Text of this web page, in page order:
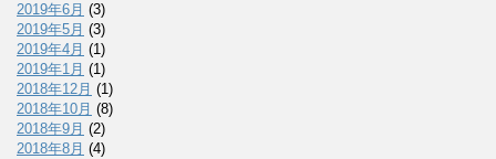
2019年6月 (3)
2019年5月 (3)
2019年4月 (1)
2019年1月 (1)
2018年12月 (1)
2018年10月 (8)
2018年9月 (2)
2018年8月 (4)